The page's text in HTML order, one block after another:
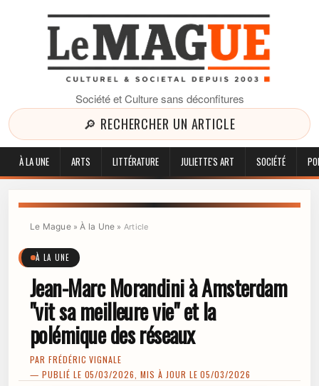
Société et Culture sans déconfitures
🔎 RECHERCHER UN ARTICLE
À LA UNE ARTS LITTÉRATURE JULIETTE'S ART SOCIÉTÉ
Le Mague»À la Une » Article
À LA UNE
Jean-Marc Morandini à Amsterdam
"vit sa meilleure vie" et la
polémique des réseaux
PAR FRÉDÉRIC VIGNALE
— PUBLIÉ LE 05/03/2026, MIS À JOUR LE 05/03/2026